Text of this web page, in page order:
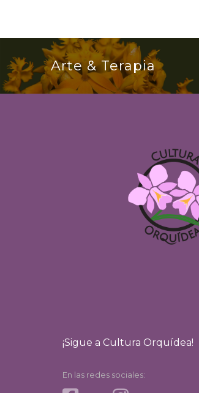
Arte & Terapia
¡Sigue a Cultura Orquídea!
En las redes sociales: